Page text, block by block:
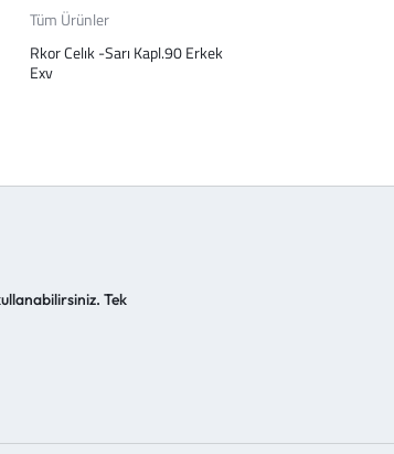
Tüm Ürünler
Rkor Celık -Sarı Kapl.90 Erkek
Exv
Tek